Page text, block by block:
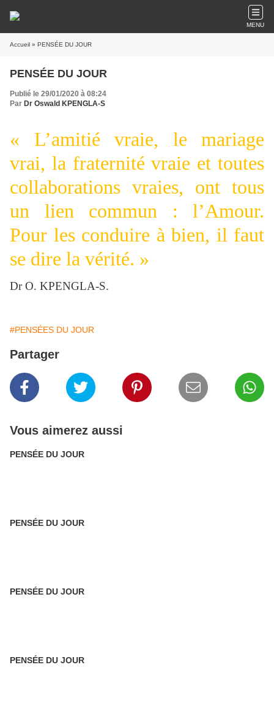
MENU
Accueil » PENSÉE DU JOUR
PENSÉE DU JOUR
Publié le 29/01/2020 à 08:24
Par Dr Oswald KPENGLA-S
« L’amitié vraie, le mariage
vrai, la fraternité vraie et toutes
collaborations vraies, ont tous
un lien commun : l’Amour.
Pour les conduire à bien, il faut
se dire la vérité. »
Dr O. KPENGLA-S.
#PENSÉES DU JOUR
Partager
Vous aimerez aussi
PENSÉE DU JOUR
PENSÉE DU JOUR
PENSÉE DU JOUR
PENSÉE DU JOUR